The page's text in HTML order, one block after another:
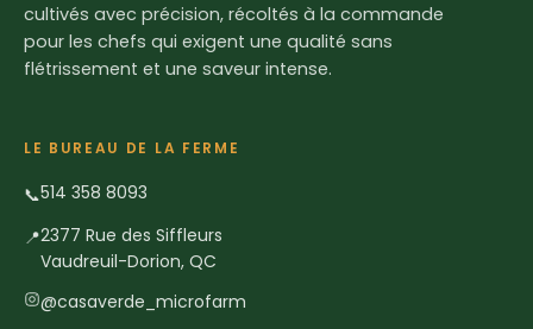
cultivés avec précision, récoltés à la commande
pour les chefs qui exigent une qualité sans
flétrissement et une saveur intense.
LE BUREAU DE LA FERME
📞514 358 8093
📍2377 Rue des Siffleurs
Vaudreuil-Dorion, QC
@casaverde_microfarm